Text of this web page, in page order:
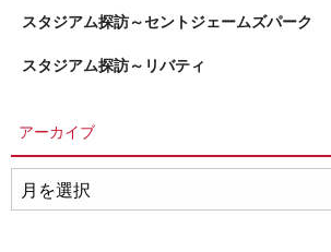
スタジアム探訪～セントジェームズパーク
スタジアム探訪～リバティ
アーカイブ
ー